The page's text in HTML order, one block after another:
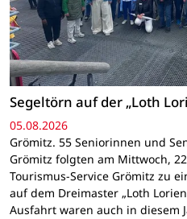
Segeltörn auf der „Loth
05.08.2026
Grömitz. 55 Seniorinnen und
Grömitz folgten am Mittwoch,
Tourismus-Service Grömitz zu
auf dem Dreimaster „Loth
Ausfahrt waren auch in diesem